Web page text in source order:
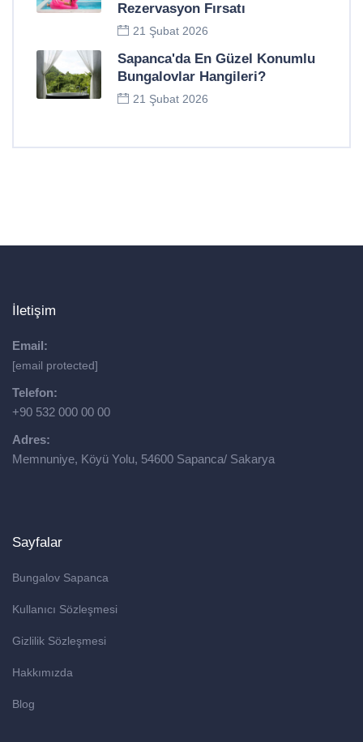
Rezervasyon Fırsatı
21 Şubat 2026
Sapanca'da En Güzel Konumlu
Bungalovlar Hangileri?
21 Şubat 2026
İletişim
Email:
[email protected]
Telefon:
+90 532 000 00 00
Adres:
Memnuniye, Köyü Yolu, 54600 Sapanca/ Sakarya
Sayfalar
Bungalov Sapanca
Kullanıcı Sözleşmesi
Gizlilik Sözleşmesi
Hakkımızda
Blog